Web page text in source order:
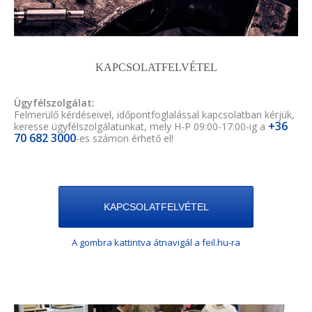
KAPCSOLATFELVÉTEL
Ügyfélszolgálat:
Felmerülő kérdéseivel, időpontfoglalással kapcsolatban kérjük,
keresse ügyfélszolgálatunkat, mely H-P 09:00-17:00-ig a +36
70 682 3000-es számon érhető el!
KAPCSOLATFELVÉTEL
A gombra kattintva átnavigál a feil.hu-ra